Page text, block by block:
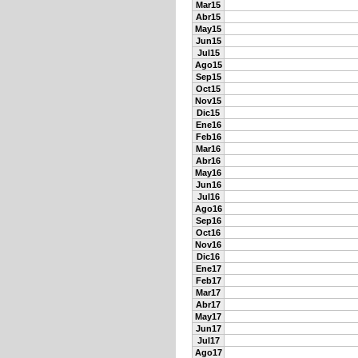
Mar15
Abr15
May15
Jun15
Jul15
Ago15
Sep15
Oct15
Nov15
Dic15
Ene16
Feb16
Mar16
Abr16
May16
Jun16
Jul16
Ago16
Sep16
Oct16
Nov16
Dic16
Ene17
Feb17
Mar17
Abr17
May17
Jun17
Jul17
Ago17